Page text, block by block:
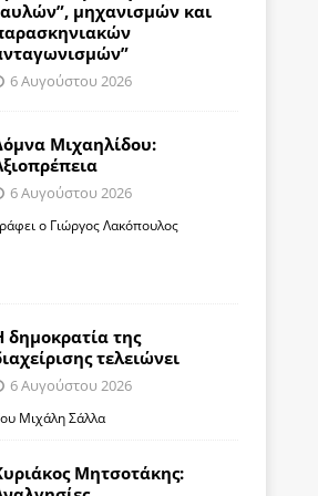
μηχανισμών και
6 Αυγούστου 2026
Μιχαηλίδου:
6 Αυγούστου 2026
ο Γιώργος Λακόπουλος
δημοκρατία της
τελειώνει
6 Αυγούστου 2026
Μιχάλη Σάλλα
Μητσοτάκης: